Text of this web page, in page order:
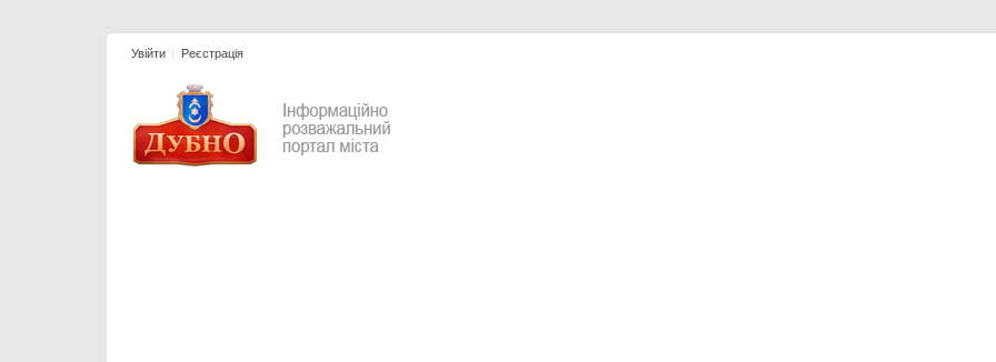
Увійти Реєстрація